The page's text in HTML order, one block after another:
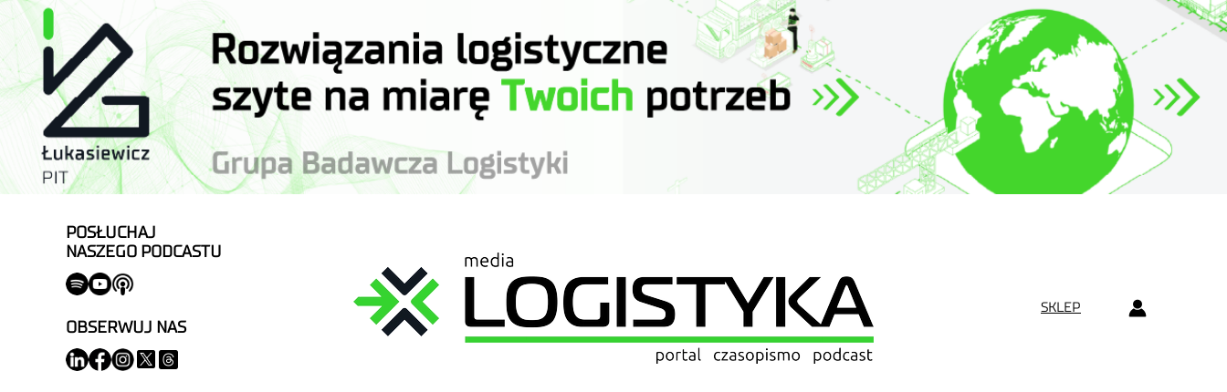
POSŁUCHAJ
NASZEGO PODCASTU
OBSERWUJ NAS
SKLEP